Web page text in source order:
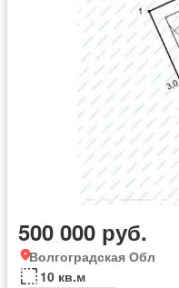
500 000 руб.
Волгоградская Обл
10 кв.м